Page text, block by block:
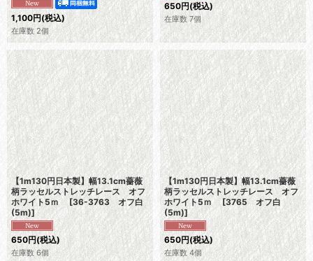
1,100円(税込)
在庫数 2個
650円(税込)
在庫数 7個
【1m130円日本製】幅13.1cm薔薇
柄ラッセルストレッチレース オフ
ホワイト5ｍ [36-3763 オフ白
(5m)]
650円(税込)
在庫数 6個
【1m130円日本製】幅13.1cm薔薇
柄ラッセルストレッチレース オフ
ホワイト5ｍ [3765 オフ白
(5m)]
650円(税込)
在庫数 4個